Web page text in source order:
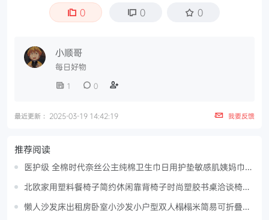
0 0 0
小顺哥
每日好物
1 0
最近更新： 2025-03-19 14:42:19 我要反馈
推荐阅读
医护级 全棉时代奈丝公主纯棉卫生巾日用护垫敏感肌姨妈巾
北欧家用塑料餐椅子简约休闲靠背椅子时尚塑胶书桌洽谈椅户
懒人沙发床出租房卧室小沙发小户型双人榻榻米简易可折叠单